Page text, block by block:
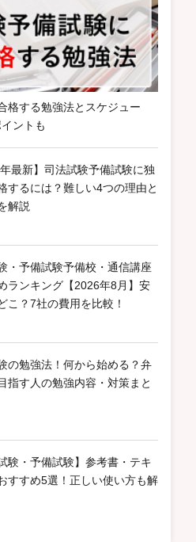
格する勉強法とスケジュー
ントも
年最新】司法試験予備試験に独
するには？難しい4つの理由と
解説
・予備試験予備校・通信講座
ランキング【2026年8月】安
こ？7社の費用を比較！
の勉強法！何から始める？弁
指す人の勉強内容・対策まと
験・予備試験】参考書・テキ
すすめ5選！正しい使い方も解